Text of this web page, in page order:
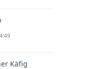
Käfig